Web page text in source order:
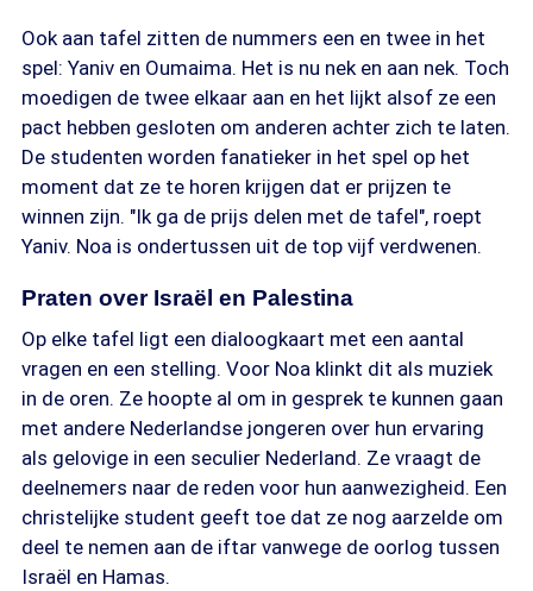
Ook aan tafel zitten de nummers een en twee in het
spel: Yaniv en Oumaima. Het is nu nek en aan nek. Toch
moedigen de twee elkaar aan en het lijkt alsof ze een
pact hebben gesloten om anderen achter zich te laten.
De studenten worden fanatieker in het spel op het
moment dat ze te horen krijgen dat er prijzen te
winnen zijn. "Ik ga de prijs delen met de tafel", roept
Yaniv. Noa is ondertussen uit de top vijf verdwenen.
Praten over Israël en Palestina
Op elke tafel ligt een dialoogkaart met een aantal
vragen en een stelling. Voor Noa klinkt dit als muziek
in de oren. Ze hoopte al om in gesprek te kunnen gaan
met andere Nederlandse jongeren over hun ervaring
als gelovige in een seculier Nederland. Ze vraagt de
deelnemers naar de reden voor hun aanwezigheid. Een
christelijke student geeft toe dat ze nog aarzelde om
deel te nemen aan de iftar vanwege de oorlog tussen
Israël en Hamas.